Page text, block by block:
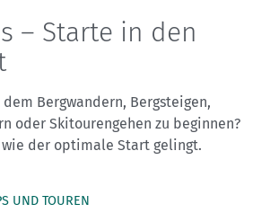
– Starte in den
Bergwandern, Bergsteigen,
oder Skitourengehen zu beginnen?
der optimale Start gelingt.
UND TOUREN